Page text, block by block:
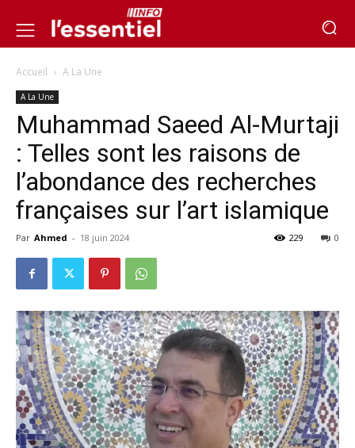
Accueil A La Une
A La Une
Muhammad Saeed Al-Murtaji
: Telles sont les raisons de
l’abondance des recherches
françaises sur l’art islamique
Par Ahmed - 18 juin 2024 0
229